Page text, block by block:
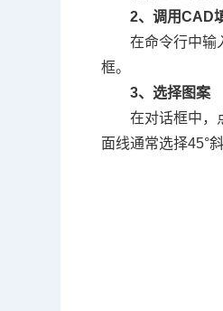
2、调用CAD
在命令行中输
框。
3、选择图案
在对话框中，
面线通常选择45°